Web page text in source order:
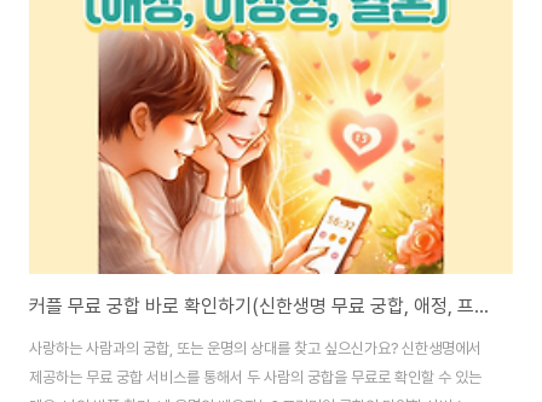
고 정확히 설명드리겠습니다. 1) 국내/알뜰 택배 택배를 보내는 사람이 직접 편
의점에 찾아가는 것이 ① 국내 택배와 ② 알뜰 택배 두 가지이며 아래와 같이
차이점이 있습니다. 국내택배: 택배 받는 사람 집으로 배송하는 택배알뜰택배:
커플 무료 궁합 바로 확인하기(신한생명 무료 궁합, 애정, 프로포즈, 결혼)
사랑하는 사람과의 궁합, 또는 운명의 상대를 찾고 싶으신가요? 신한생명에서
제공하는 무료 궁합 서비스를 통해서 두 사람의 궁합을 무료로 확인할 수 있는